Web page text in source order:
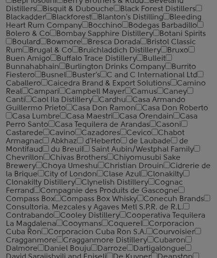
Distillers
Bisquit & Dubouche
Black Forest Distillers
Blackadder
Blackforest Blanton's Distilling
Bleeding
Heart Rum Company
Bocchino
Bodegas Barbadillo
Bolero & Co
Bombay Sapphire Distillery
Botani Spirits
Boulard
Bowmore Bresca Dorada
Bristol Classic
Rum
Brugal & Co Bruichladdich Distillery
Bruxo
Buen Amigo
Buffalo Trace Distillery
Bulleit
Bunnahabhain
Burlington Drinks Company
Burrito
Fiestero
Busnel Buster's
C and C International Ltd
Caballero
Caicedra Brand & Export Solutions
Camino
Real
Campari Campbell Mayer Camus
Caney
Canti
Caol Ila Distillery Cardhu
Casa Armando
Guillermo Prieto
Casa Don Ramon
Casa Don Roberto
Casa Lumbre
Casa Maestri Casa Orendain
Casa
Perro Santo
Casa Tequilera de Arandas
Casoni
Castarede
Cavino Cazadores Cevico
Chabot
Armagnac
Abkhaz d'Heberto de Laubade
de
Montifaud
du Breuil
Saint Aubin/Westphal Family
Chevrillon
Chivas Brothers
Chiyomusubi Sake
Brewery
Choya Umeshu Christian Drouin
Cidrerie de
la Brique
City of London Clase Azul
Clonakilty
Clonakilty Distillery
Clynelish Distillery
Cognac
Ferrand
Compagnie des Produits de Gascogne
Compass Box
Compass Box Whisky
Conecuh Brands
Consultoria. Mezcales y Agaves Metl S.P.R. de R.L.
Contrabando
Cooley Distillery
Cooperativa Tequilera
La Magdalena
Cooymans Coquerel
Corporacion
Cuba Ron
Corporacion Cuba Ron S.A.
Courvoisier
Cragganmore
Cragganmore Distillery
Cubaron
Dalmore
Daniel Bouju Darroze
Dartigalongue